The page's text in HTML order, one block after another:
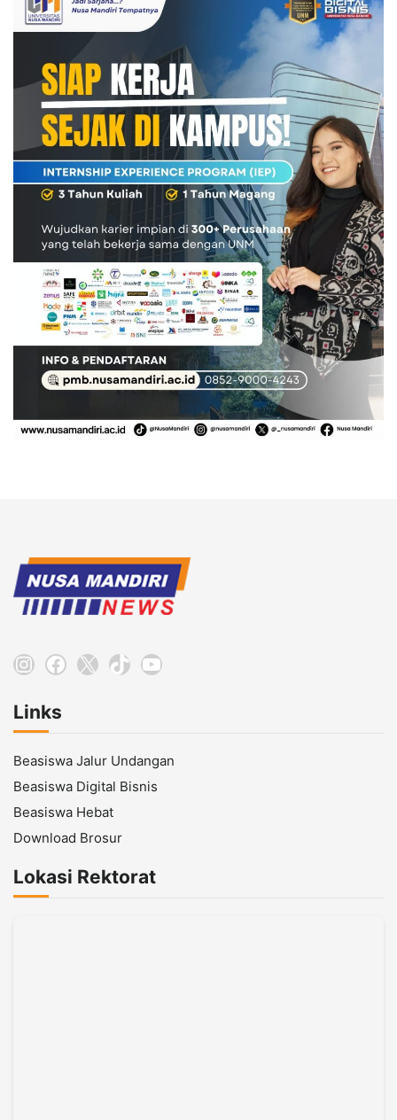
Instagram
Facebook
X TikTokYouTube
Links
Beasiswa Jalur Undangan
Beasiswa Digital Bisnis
Beasiswa Hebat
Download Brosur
Lokasi Rektorat